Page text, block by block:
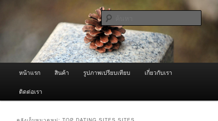
ผู้นำเข้าเครื่องพ่นหมอกควัน Best
Fogger / Fogger One และ อะไหล่
จำหน่ายเครื่องพ่นหมอกควัน คุณภาพดี บริการด้วยความจริงใจ
ค้นหา
หน้าแรก สินค้า รูปภาพเปรียบเทียบ เกี่ยวกับเรา
ติดต่อเรา